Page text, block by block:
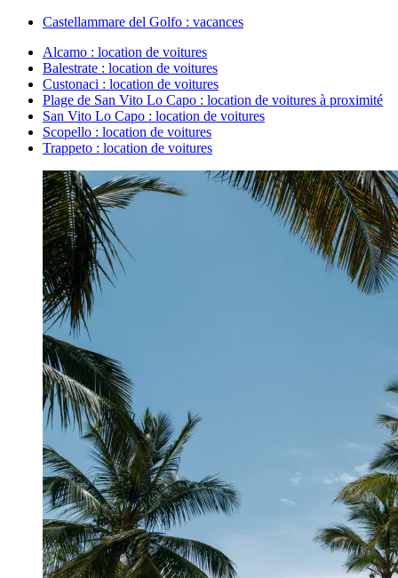
Castellammare del Golfo : vacances
Alcamo : location de voitures
Balestrate : location de voitures
Custonaci : location de voitures
Plage de San Vito Lo Capo : location de voitures à proximité
San Vito Lo Capo : location de voitures
Scopello : location de voitures
Trappeto : location de voitures